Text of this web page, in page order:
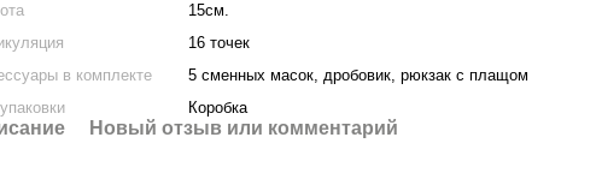
15см.
16 точек
в комплекте
5 сменных масок, дробовик, рюкзак с плащом
Коробка
Новый отзыв или комментарий